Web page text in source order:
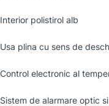
Interior polistirol alb
Usa plina cu sens de
Control electronic al
Sistem de alarmare optic